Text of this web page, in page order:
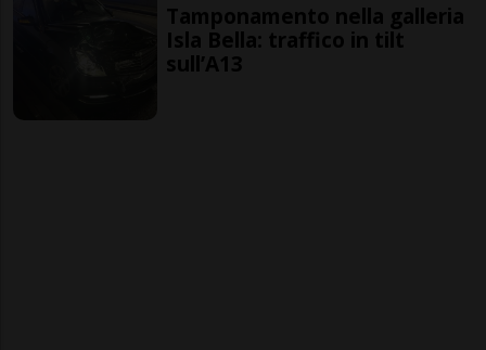
Tamponamento nella galleria
Isla Bella: traffico in tilt
sull’A13